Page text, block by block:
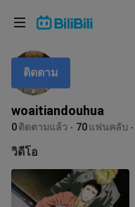
woaitiandouhua
0ติดตามแล้ว 70แฟนคลับ
ติดตาม
วิดีโอ
ภาษา: ภาษาไทย
ข้าสู่
ะบบ
เลือกภาษา
English
ภาษาไทย
Tiếng Việt
Bahasa Melayu